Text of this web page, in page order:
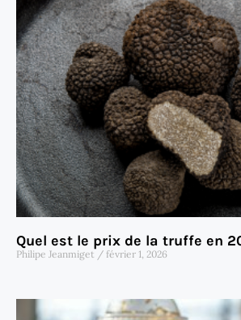
Quel est le prix de la truffe en
Philipe Jeanmiget février 1, 2026